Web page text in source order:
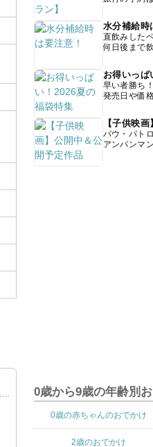
水分補給時
直飲みした
何日後まで
お得いっぱ
早い者勝ち
発売日や価
【子供映
パウ・パト
アンパンマ
0歳から9歳の年齢別
0歳の赤ちゃんのおでかけ
2歳のおでかけ